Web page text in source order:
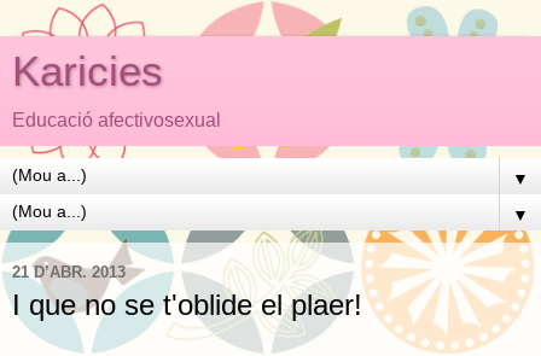
Karicies
Educació afectivosexual
▼
▼
21 D’ABR. 2013
I que no se t'oblide el plaer!